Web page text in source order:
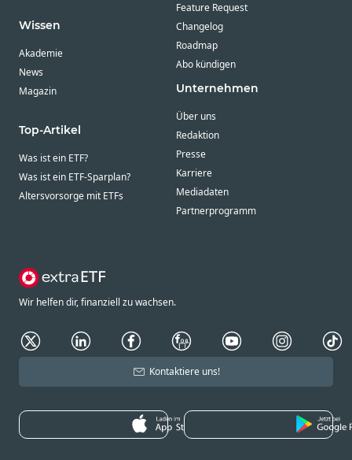
Wissen
Akademie
News
Magazin
Top-Artikel
Was ist ein ETF?
Was ist ein ETF-Sparplan?
Altersvorsorge mit ETFs
Feature Request
Changelog
Roadmap
Abo kündigen
Unternehmen
Über uns
Redaktion
Presse
Karriere
Mediadaten
Partnerprogramm
Wir helfen dir, finanziell zu wachsen.
Kontaktiere uns!